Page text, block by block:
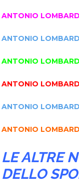
ANTONIO
ANTONIO
ANTONIO
ANTONIO
ANTONIO
ANTONIO
LE ALTRE
DELLO